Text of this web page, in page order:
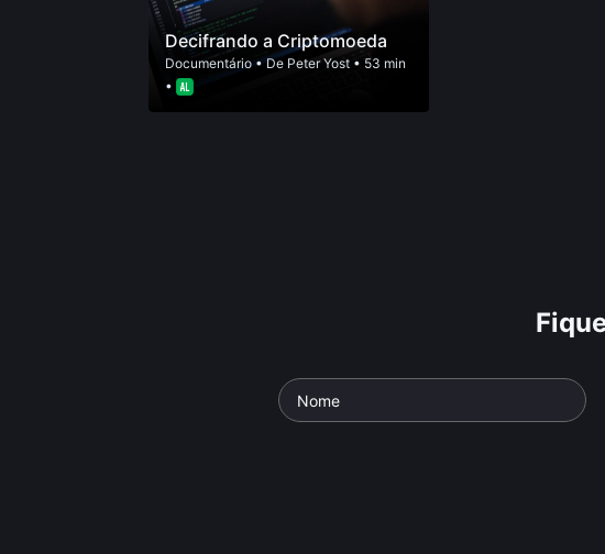
Decifrando a Criptomoeda
Documentário• De Peter Yost• 53 min
•